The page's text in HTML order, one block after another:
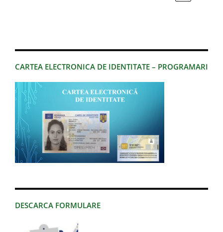
CARTEA ELECTRONICA DE IDENTITATE – PROGRAMARI
DESCARCA FORMULARE